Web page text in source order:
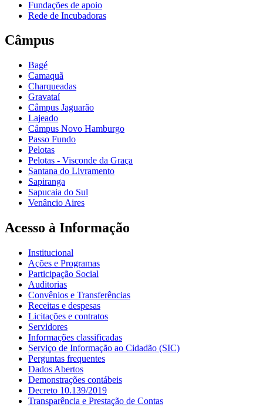
Fundações de apoio
Rede de Incubadoras
Câmpus
Bagé
Camaquã
Charqueadas
Gravataí
Câmpus Jaguarão
Lajeado
Câmpus Novo Hamburgo
Passo Fundo
Pelotas
Pelotas - Visconde da Graça
Santana do Livramento
Sapiranga
Sapucaia do Sul
Venâncio Aires
Acesso à Informação
Institucional
Ações e Programas
Participação Social
Auditorias
Convênios e Transferências
Receitas e despesas
Licitações e contratos
Servidores
Informações classificadas
Serviço de Informação ao Cidadão (SIC)
Perguntas frequentes
Dados Abertos
Demonstrações contábeis
Decreto 10.139/2019
Transparência e Prestação de Contas